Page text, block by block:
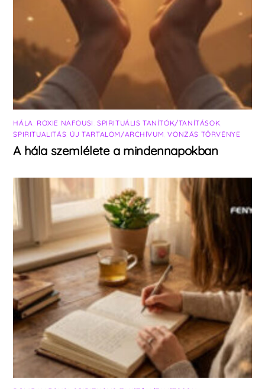
HÁLA ROXIE NAFOUSI SPIRITUÁLIS TANÍTÓK/TANÍTÁSOK
SPIRITUALITÁS ÚJ TARTALOM/ARCHÍVUM ,VONZÁS TÖRVÉNYE
A hála szemlélete a mindennapokban